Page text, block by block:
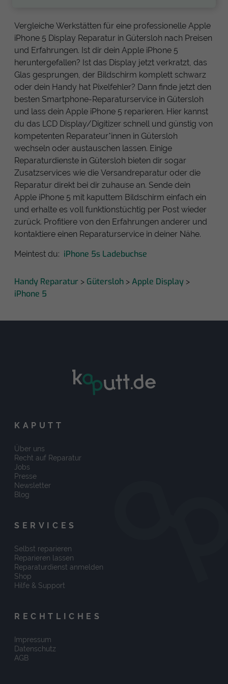
Vergleiche Werkstätten für eine professionelle Apple
iPhone 5 Display Reparatur in Gütersloh nach Preisen
und Erfahrungen. Ist dir dein Apple iPhone 5
heruntergefallen? Ist das Display jetzt verkratzt, das
Glas gesprungen, der Bildschirm komplett schwarz
oder dein Handy hat Pixelfehler? Dann finde jetzt den
besten Smartphone-Reparaturservice in Gütersloh
und lass dein Apple iPhone 5 reparieren. Hier kannst
du das LCD Display/Digitizer schnell und günstig von
kompetenten Reparateur*innen in Gütersloh
wechseln oder austauschen lassen. Einige
Reparaturdienste in Gütersloh bieten dir sogar
Zusatzservices wie die Versandreparatur oder die
Reparatur direkt bei dir zuhause an. Sende dein
Apple iPhone 5 mit kaputtem Bildschirm einfach ein
und erhalte es voll funktionstüchtig per Post wieder
zurück. Profitiere von den Erfahrungen anderer und
kontaktiere einen Reparaturservice in deiner Nähe.
Meintest du: iPhone 5s Ladebuchse
Handy Reparatur > Gütersloh > Apple Display >
iPhone 5
KAPUTT
Über uns
Recht auf Reparatur
Jobs
Presse
Newsletter
Blog
SERVICES
Selbst reparieren
Reparieren lassen
Reparaturdienst anmelden
Shop
Hilfe & Support
RECHTLICHES
Impressum
Datenschutz
AGB